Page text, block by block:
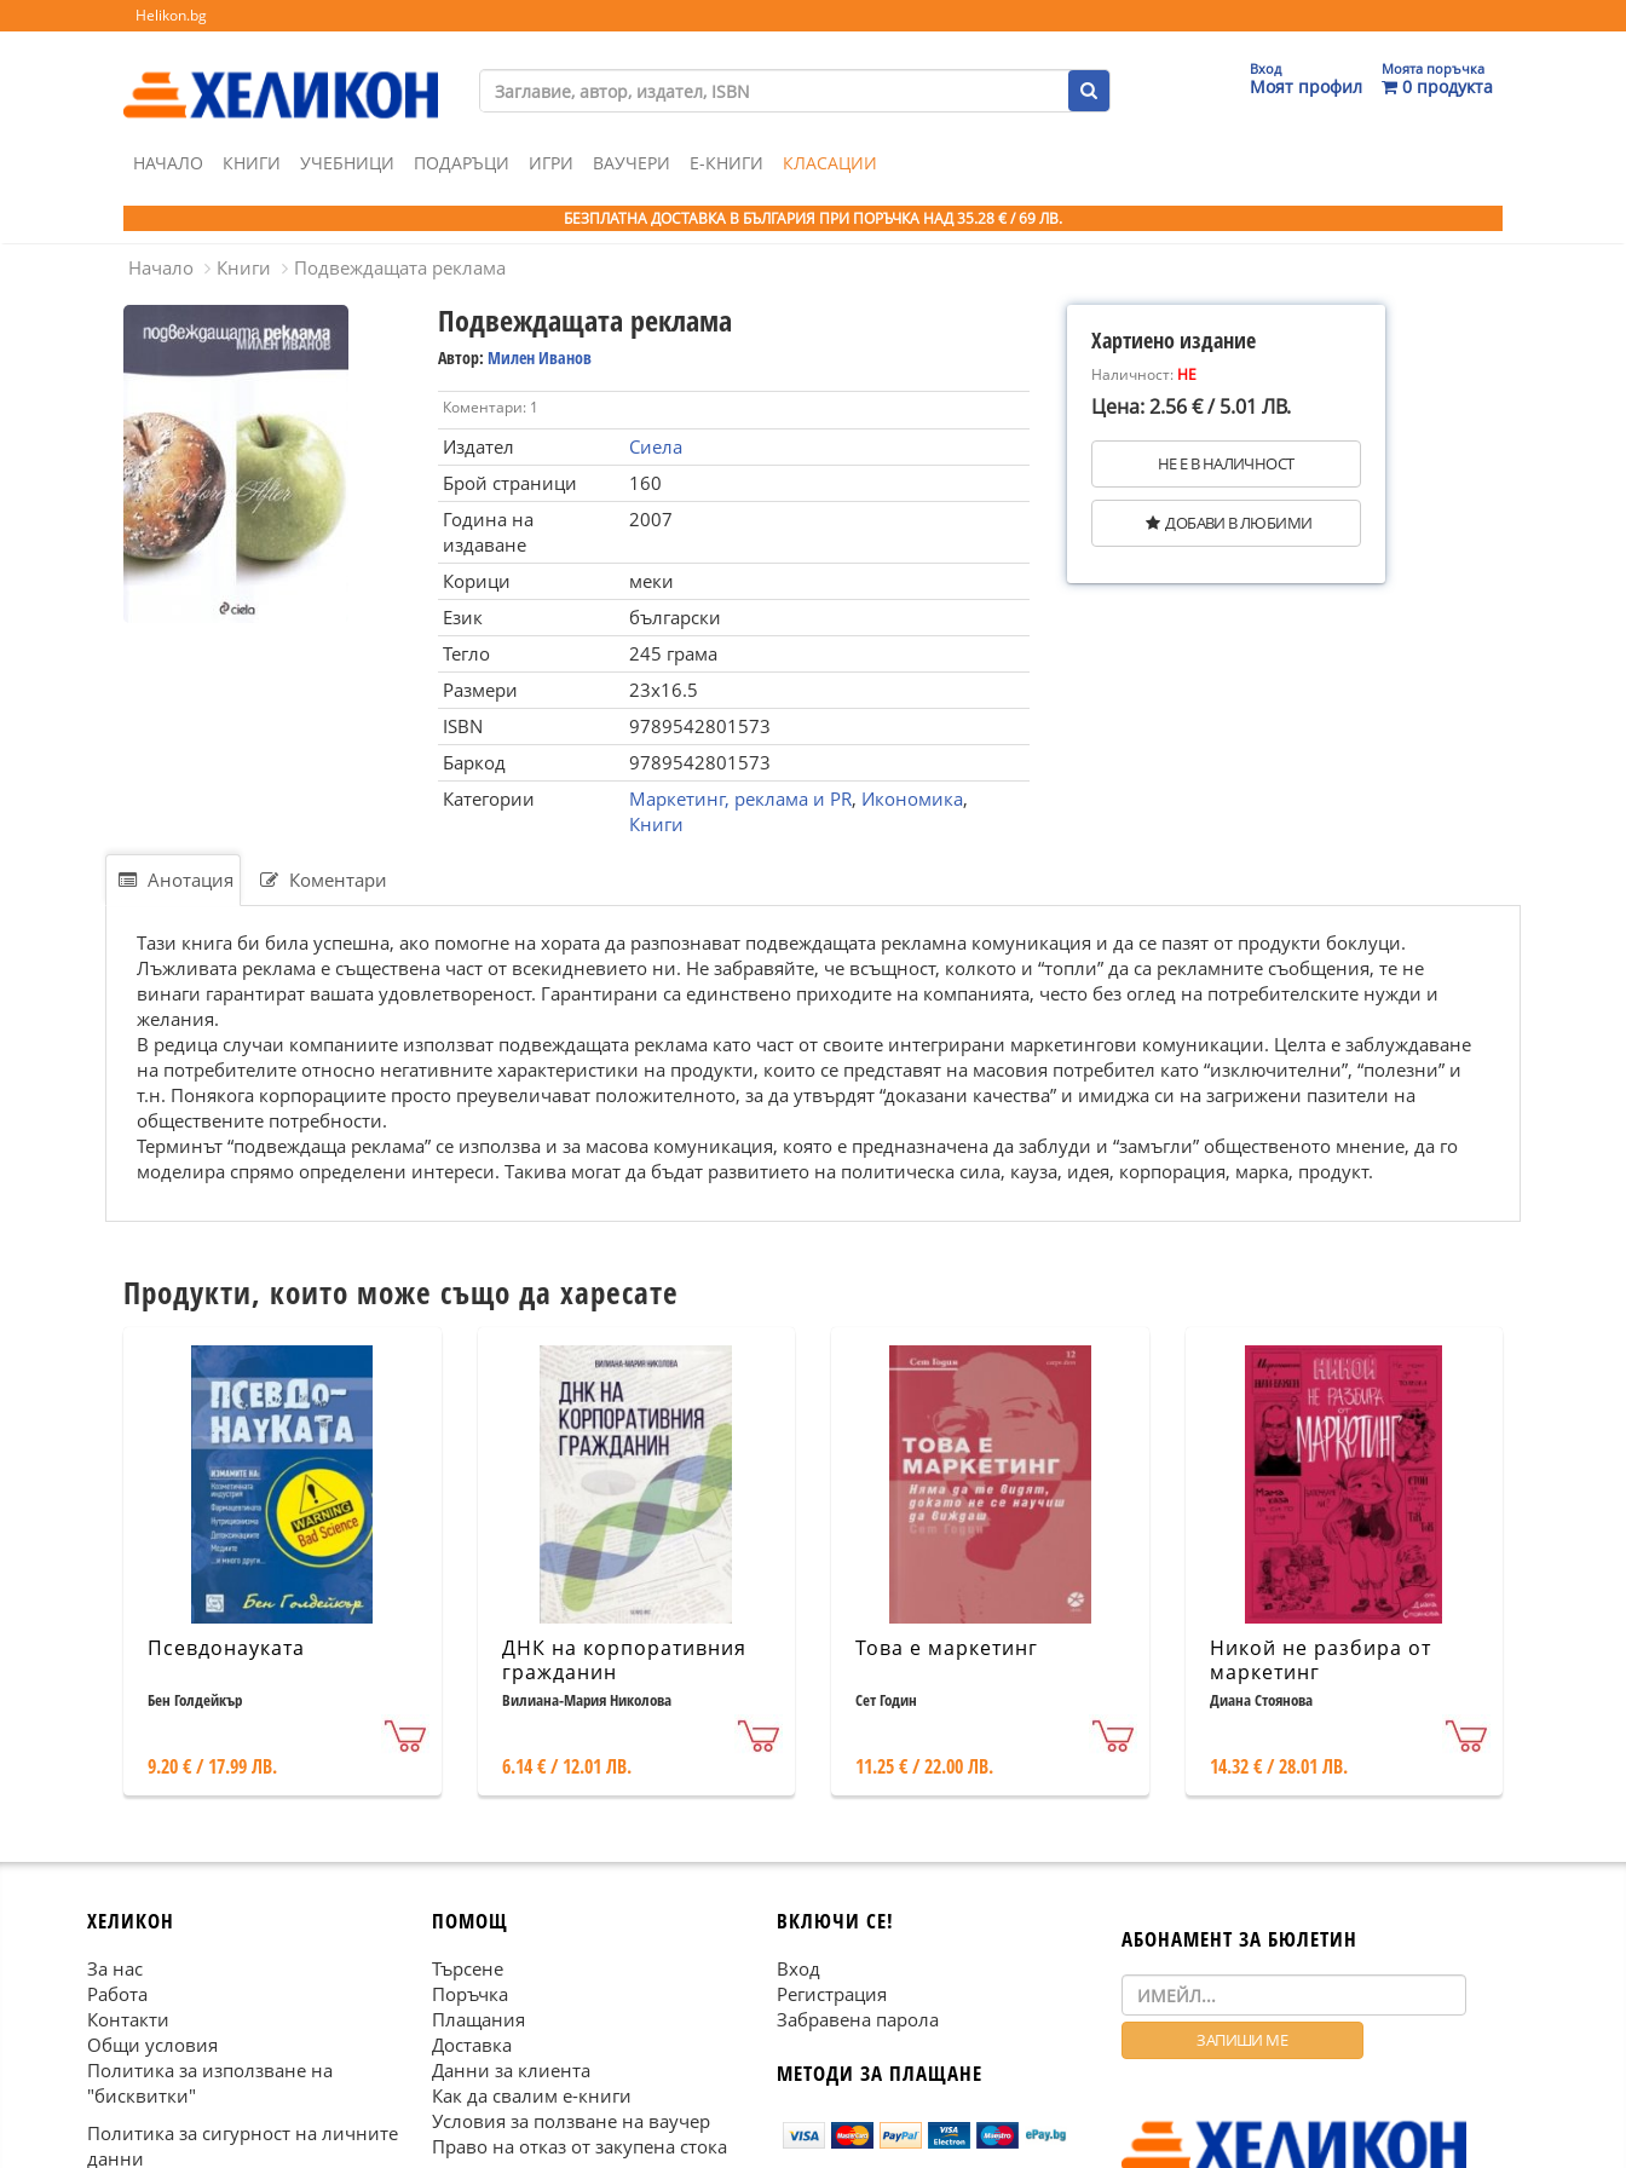
Helikon.bg
Вход
Моят профил
Моята поръчка
0 продукта
НАЧАЛО КНИГИ УЧЕБНИЦИ ПОДАРЪЦИ ИГРИ ВАУЧЕРИ Е-КНИГИ КЛАСАЦИИ
БЕЗПЛАТНА ДОСТАВКА В БЪЛГАРИЯ ПРИ ПОРЪЧКА НАД 35.28 € / 69 ЛВ.
Начало Книги Подвеждащата реклама
Подвеждащата реклама
Автор: Милен Иванов
Коментари: 1
Издател
Сиела
Брой страници
160
Година на
издаване
2007
Корици
меки
Език
български
Тегло
245 грама
Размери
23x16.5
ISBN
9789542801573
Баркод
9789542801573
Категории
Маркетинг, реклама и PR, Икономика,
Книги
Хартиено издание
Наличност: НЕ
Цена: 2.56 € / 5.01 ЛВ.
НЕ Е В НАЛИЧНОСТ
ДОБАВИ В ЛЮБИМИ
Анотация Коментари
Тази книга би била успешна, ако помогне на хората да разпознават подвеждащата рекламна комуникация и да се пазят от продукти боклуци.
Лъжливата реклама е съществена част от всекидневието ни. Не забравяйте, че всъщност, колкото и “топли” да са рекламните съобщения, те не
винаги гарантират вашата удовлетвореност. Гарантирани са единствено приходите на компанията, често без оглед на потребителските нужди и
желания.
В редица случаи компаниите използват подвеждащата реклама като част от своите интегрирани маркетингови комуникации. Целта е заблуждаване
на потребителите относно негативните характеристики на продукти, които се представят на масовия потребител като “изключителни”, “полезни” и
т.н. Понякога корпорациите просто преувеличават положителното, за да утвърдят “доказани качества” и имиджа си на загрижени пазители на
обществените потребности.
Терминът “подвеждаща реклама” се използва и за масова комуникация, която е предназначена да заблуди и “замъгли” общественото мнение, да го
моделира спрямо определени интереси. Такива могат да бъдат развитието на политическа сила, кауза, идея, корпорация, марка, продукт.
Продукти, които може също да харесате
Псевдонауката
Бен Голдейкър
9.20 € / 17.99 ЛВ.
ДНК на корпоративния
гражданин
Вилиана-Мария Николова
6.14 € / 12.01 ЛВ.
Това е маркетинг
Сет Годин
11.25 € / 22.00 ЛВ.
Никой не разбира от
маркетинг
Диана Стоянова
14.32 € / 28.01 ЛВ.
ХЕЛИКОН
За нас
Работа
Контакти
Общи условия
Политика за използване на
"бисквитки"
Политика за сигурност на личните
данни
ПОМОЩ
Търсене
Поръчка
Плащания
Доставка
Данни за клиента
Как да свалим е-книги
Условия за ползване на ваучер
Право на отказ от закупена стока
ВКЛЮЧИ СЕ!
Вход
Регистрация
Забравена парола
МЕТОДИ ЗА ПЛАЩАНЕ
АБОНАМЕНТ ЗА БЮЛЕТИН